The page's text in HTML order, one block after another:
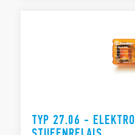
TYP 27.06 -